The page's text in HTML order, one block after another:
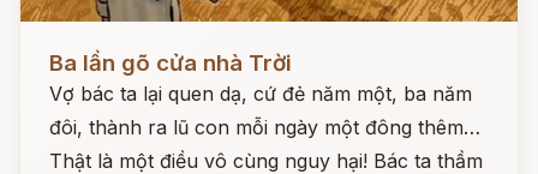
Đọc ngay
Ba lần gõ cửa nhà Trời
Vợ bác ta lại quen dạ, cứ đẻ năm một, ba năm
đôi, thành ra lũ con mỗi ngày một đông thêm…
Thật là một điều vô cùng nguy hại! Bác ta thầm